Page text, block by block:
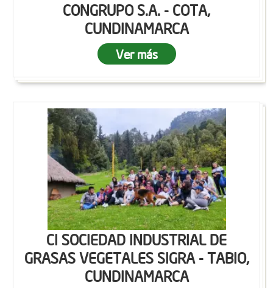
CONGRUPO S.A. - COTA,
CUNDINAMARCA
Ver más
CI SOCIEDAD INDUSTRIAL DE
GRASAS VEGETALES SIGRA - TABIO,
CUNDINAMARCA